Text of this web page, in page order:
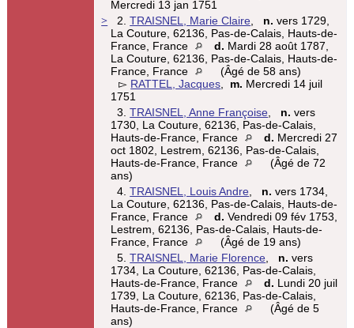
Mercredi 13 jan 1751
> 2.TRAISNEL, Marie Claire n. vers 1729,
La Couture, 62136, Pas-de-Calais, Hauts-de-
France, France
d. Mardi 28 août 1787,
La Couture, 62136, Pas-de-Calais, Hauts-de-
France, France
(Âgé de 58 ans)
▻ RATTEL, Jacques m. Mercredi 14 juil
1751
3.TRAISNEL, Anne Françoise n. vers
1730, La Couture, 62136, Pas-de-Calais,
Hauts-de-France, France
d. Mercredi 27
oct 1802, Lestrem, 62136, Pas-de-Calais,
Hauts-de-France, France
(Âgé de 72
ans)
4.TRAISNEL, Louis Andre n. vers 1734,
La Couture, 62136, Pas-de-Calais, Hauts-de-
France, France
d. Vendredi 09 fév 1753,
Lestrem, 62136, Pas-de-Calais, Hauts-de-
France, France
(Âgé de 19 ans)
5.TRAISNEL, Marie Florence n. vers
1734, La Couture, 62136, Pas-de-Calais,
Hauts-de-France, France
d. Lundi 20 juil
1739, La Couture, 62136, Pas-de-Calais,
Hauts-de-France, France
(Âgé de 5
ans)